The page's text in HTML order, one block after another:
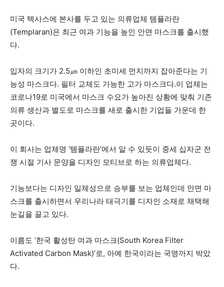
미국 텍사스에 본사를 두고 있는 의류업체 템플라란
(Templaran)은 최근 여과 기능을 높인 안면 마스크를 출시했
다.
입자의 크기가 2.5㎛ 이하인 초미세 먼지까지 잡아준다는 기
능성 마스크다. 필터 교체도 가능한 고가 마스크다.이 업체는
코로나19로 미국에서 마스크 수요가 높아진 상황에 맞춰 기존
의류 생산과 별도로 마스크를 새로 출시한 기업들 가운데 한
곳이다.
이 회사는 업체명 ‘템플라란’에서 알 수 있듯이 중세 십자군 전
쟁 시절 기사 문양을 디자인 모티브로 하는 의류업체다.
기능보다는 디자인 일체성으로 승부를 보는 업체인데 안면 마
스크를 출시하면서 우리나라 태극기를 디자인 소재로 채택해
눈길을 끌고 있다.
이름도 ‘한국 활성탄 여과 마스크(South Korea Filter
Activated Carbon Mask)’로, 아예 한국이라는 국명까지 박았
다.